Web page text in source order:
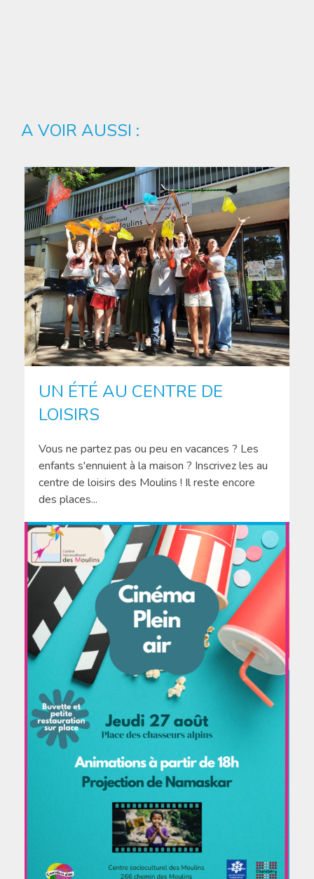
A VOIR AUSSI :
UN ÉTÉ AU CENTRE DE
LOISIRS
Vous ne partez pas ou peu en vacances ? Les
enfants s'ennuient à la maison ? Inscrivez les au
centre de loisirs des Moulins ! Il reste encore
des places...